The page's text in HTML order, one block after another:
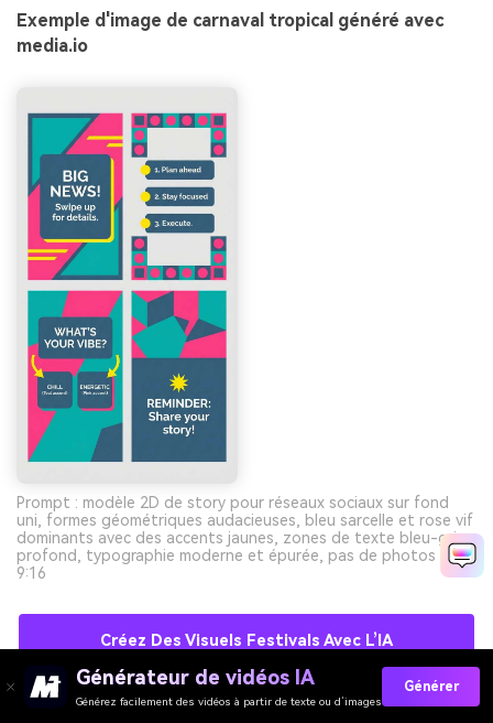
Exemple d'image de carnaval tropical généré avec
media.io
Prompt : modèle 2D de story pour réseaux sociaux sur fond
uni, formes géométriques audacieuses, bleu sarcelle et rose vif
dominants avec des accents jaunes, zones de texte bleu-gris
profond, typographie moderne et épurée, pas de photos --ar
9:16
Créez Des Visuels Festivals Avec L’IA
Générateur de vidéos IA
Générez facilement des vidéos à partir de texte ou d’images
Générer